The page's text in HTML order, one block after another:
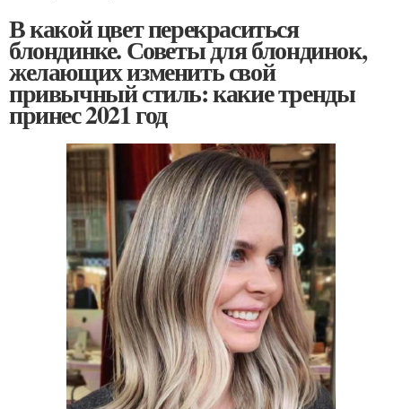
В какой цвет перекраситься
блондинке. Советы для блондинок,
желающих изменить свой
привычный стиль: какие тренды
принес 2021 год